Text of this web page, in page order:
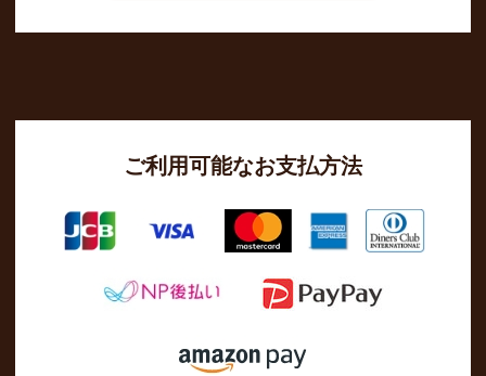
ご利用可能なお支払方法